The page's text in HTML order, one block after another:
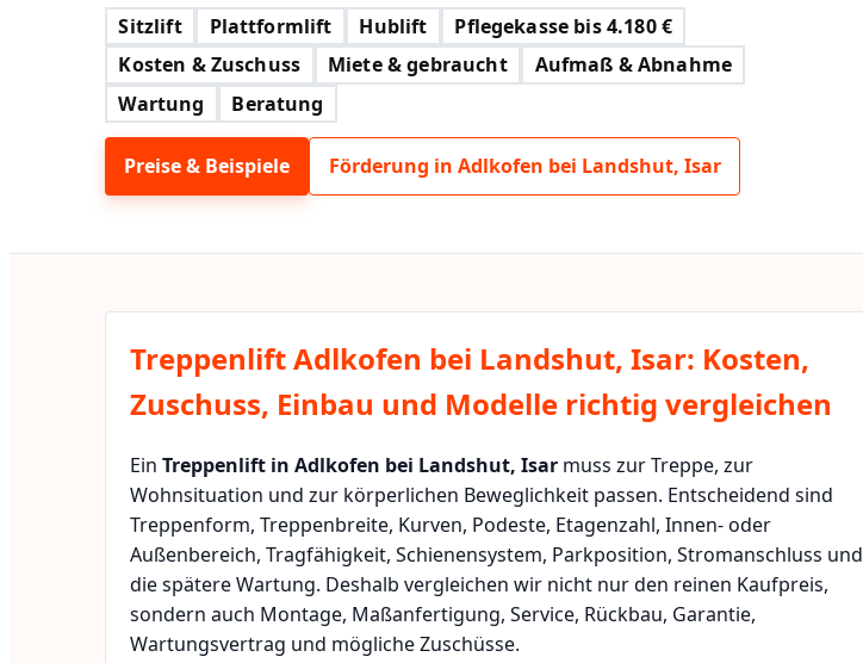
Sitzlift Plattformlift Hublift
Pflegekasse bis 4.180 €
Kosten & Zuschuss
Miete & gebraucht
Aufmaß & Abnahme
Wartung
Beratung
Preise & Beispiele Förderung in Adlkofen bei Landshut, Isar
Treppenlift Adlkofen bei Landshut, Isar: Kosten,
Zuschuss, Einbau und Modelle richtig vergleichen
Ein Treppenlift in Adlkofen bei Landshut, Isar muss zur Treppe, zur
Wohnsituation und zur körperlichen Beweglichkeit passen. Entscheidend sind
Treppenform, Treppenbreite, Kurven, Podeste, Etagenzahl, Innen- oder
Außenbereich, Tragfähigkeit, Schienensystem, Parkposition, Stromanschluss und
die spätere Wartung. Deshalb vergleichen wir nicht nur den reinen Kaufpreis,
sondern auch Montage, Maßanfertigung, Service, Rückbau, Garantie,
Wartungsvertrag und mögliche Zuschüsse.